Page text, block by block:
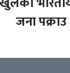
जना पक्राउ